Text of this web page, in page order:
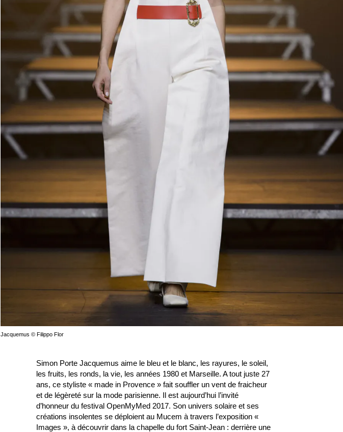
Jacquemus © Filippo Flor
Simon Porte Jacquemus aime le bleu et le blanc, les rayures, le soleil,
les fruits, les ronds, la vie, les années 1980 et Marseille. A tout juste 27
ans, ce styliste « made in Provence » fait souffler un vent de fraicheur
et de légèreté sur la mode parisienne. Il est aujourd’hui l’invité
d’honneur du festival OpenMyMed 2017. Son univers solaire et ses
créations insolentes se déploient au Mucem à travers l’exposition «
Images », à découvrir dans la chapelle du fort Saint-Jean : derrière une